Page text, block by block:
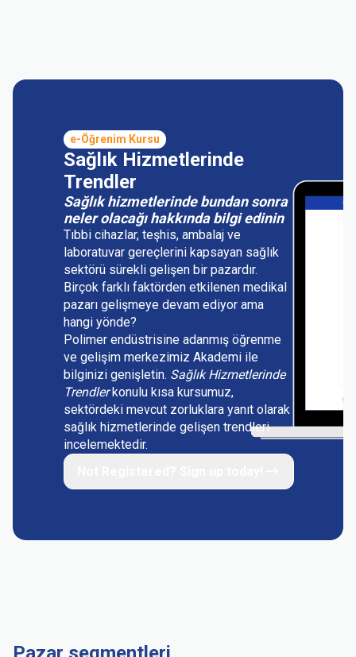
e-Öğrenim Kursu
Sağlık Hizmetlerinde
Trendler
Sağlık hizmetlerinde bundan sonra
neler olacağı hakkında bilgi edinin
Tıbbi cihazlar, teşhis, ambalaj ve
laboratuvar gereçlerini kapsayan sağlık
sektörü sürekli gelişen bir pazardır.
Birçok farklı faktörden etkilenen medikal
pazarı gelişmeye devam ediyor ama
hangi yönde?
Polimer endüstrisine adanmış öğrenme
ve gelişim merkezimiz Akademi ile
bilginizi genişletin. Sağlık Hizmetlerinde
Trendlerkonulu kısa kursumuz,
sektördeki mevcut zorluklara yanıt olarak
sağlık hizmetlerinde gelişen trendleri
incelemektedir.